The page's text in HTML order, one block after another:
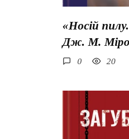
«Носій
Дж. М. Міро
0 20